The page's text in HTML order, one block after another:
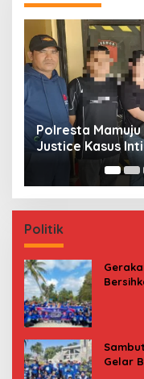
Parkir Jalan
Politik
Gelar